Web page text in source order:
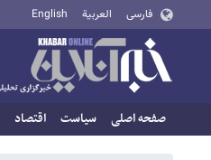
فارسی العربية English
صفحه اصلی سیاست اقتصاد